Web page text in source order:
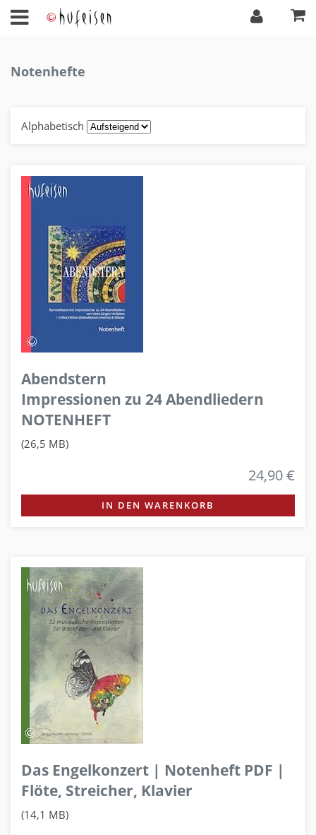
Notenhefte
Alphabetisch
Abendstern
Impressionen zu 24 Abendliedern
NOTENHEFT
(26,5 MB)
24,90 €
IN DEN WARENKORB
Das Engelkonzert | Notenheft PDF |
Flöte, Streicher, Klavier
(14,1 MB)